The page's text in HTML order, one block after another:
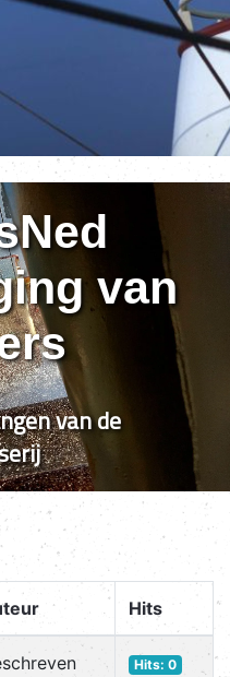
van
van de
Hits
Hits: 0